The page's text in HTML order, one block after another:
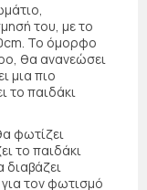
του, με το
Το όμορφο
θα ανανεώσει
μια πιο
το παιδάκι
φωτίζει
το παιδάκι
διαβάζει
τον φωτισμό